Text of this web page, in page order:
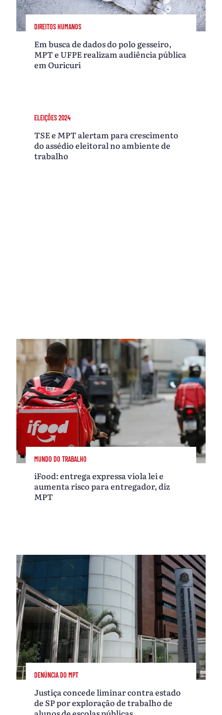
DIREITOS HUMANOS
Em busca de dados do polo gesseiro,
MPT e UFPE realizam audiência pública
em Ouricuri
ELEIÇÕES 2024
TSE e MPT alertam para crescimento
do assédio eleitoral no ambiente de
trabalho
MUNDO DO TRABALHO
iFood: entrega expressa viola lei e
aumenta risco para entregador, diz
MPT
DENÚNCIA DO MPT
Justiça concede liminar contra estado
de SP por exploração de trabalho de